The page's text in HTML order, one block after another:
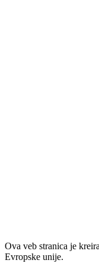
Ova veb stranica je
Evropske unije.